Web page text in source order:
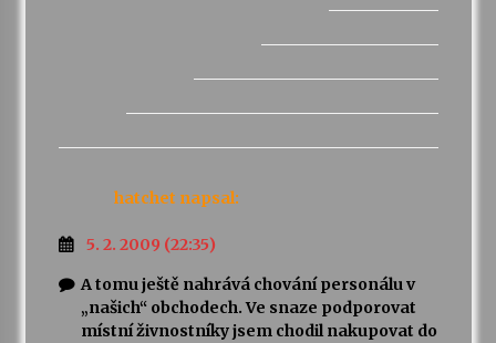
hatchet napsal:
5. 2. 2009 (22:35)
A tomu ještě nahrává chování personálu v
„našich“ obchodech. Ve snaze podporovat
místní živnostníky jsem chodil nakupovat do